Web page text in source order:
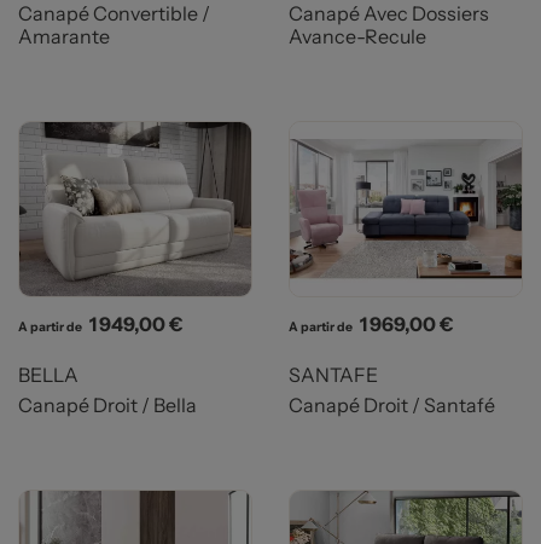
Canapé Convertible /
Amarante
Canapé Avec Dossiers
Avance-Recule
A partir de Prix
1 949,00 €
BELLA
Canapé Droit / Bella
A partir de Prix
1 969,00 €
SANTAFE
Canapé Droit / Santafé